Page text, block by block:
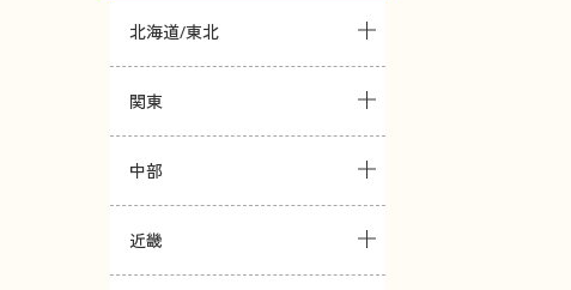
北海道/東北
関東
中部
近畿